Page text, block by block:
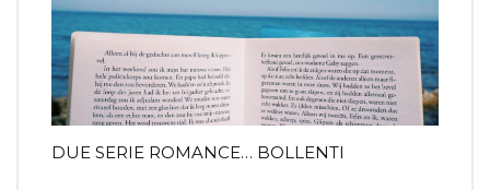
DUE SERIE ROMANCE… BOLLENTI